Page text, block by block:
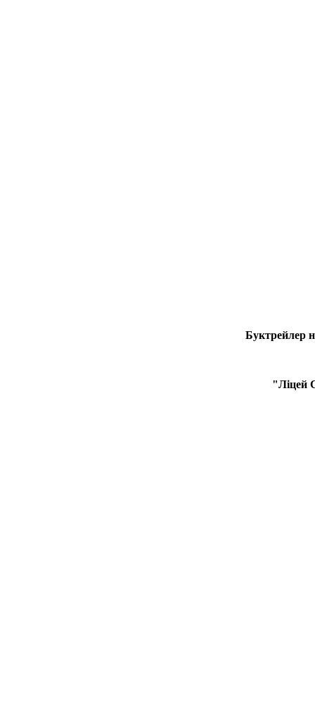
Буктрейлер
"Ліцей